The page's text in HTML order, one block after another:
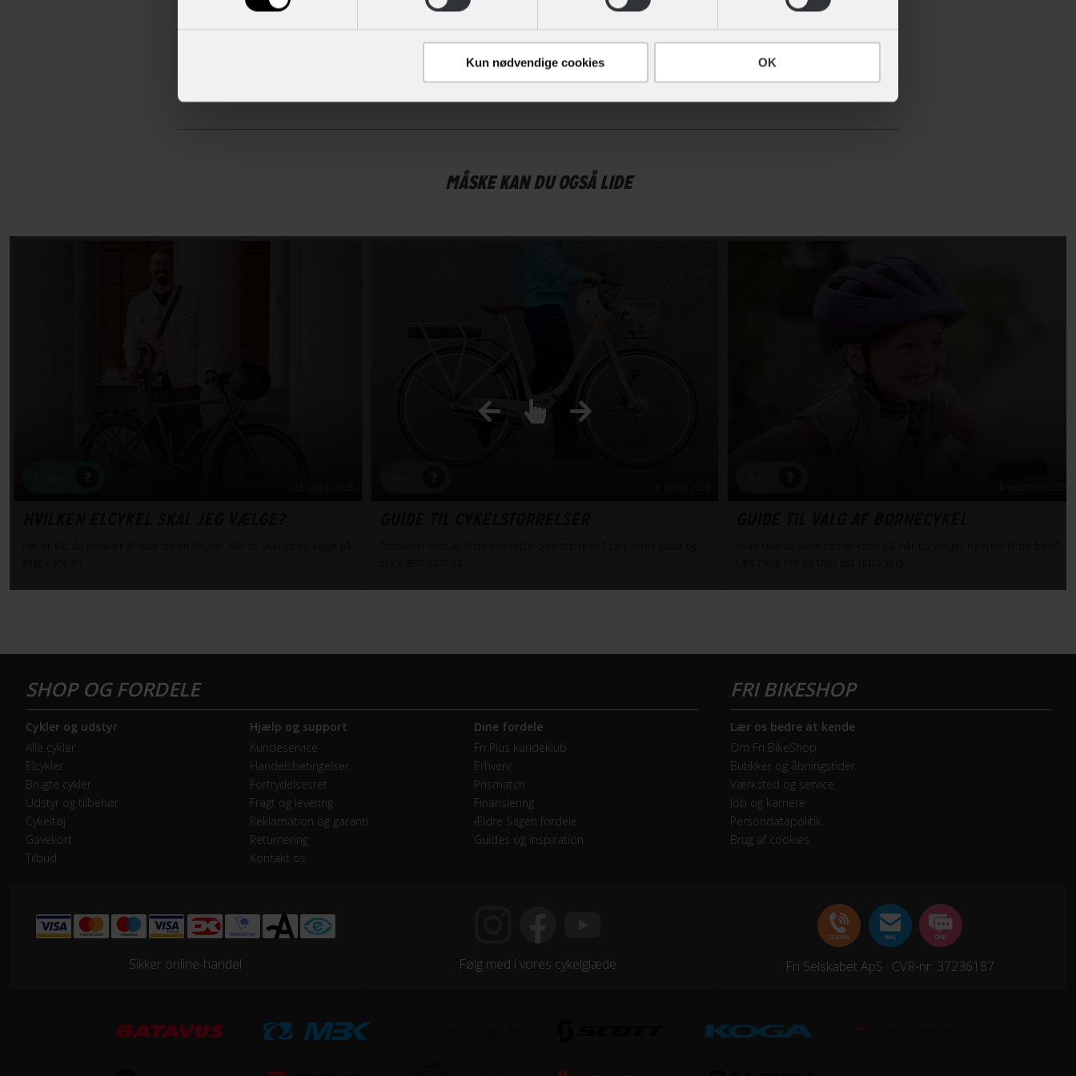
Kun nødvendige cookies OK
Dine cykellygter er kun en af de initiativer, der kan gøre dig mere synlig. Foruden dine lygter, kan du også se på HiVis tøj, brug af
reflekser og din adfærd i trafikken. I vores tema om synlighed i trafikken deler vi vores bedste tips til, hvad du som cyklist kan
gøre, for at føle dig både mere sikker og synlig i trafikken.
MÅSKE KAN DU OGSÅ LIDE
Cykler og udstyr
Alle cykler
Elcykler
Brugte cykler
Udstyr og tilbehør
Cykeltøj
Gavekort
Tilbud
Hjælp og support
Kundeservice
Handelsbetingelser
Fortrydelsesret
Fragt og levering
Reklamation og garanti
Returnering
Kontakt os
Dine fordele
Fri Plus kundeklub
Erhverv
Prismatch
Finansiering
Ældre Sagen fordele
Guides og inspiration
Lær os bedre at kende
Om Fri BikeShop
Butikker og åbningstider
Værksted og service
Job og karriere
Persondatapolitik
Brug af cookies
Sikker online-handel Følg med i vores cykelglæde Fri Selskabet ApS · CVR-nr. 37236187